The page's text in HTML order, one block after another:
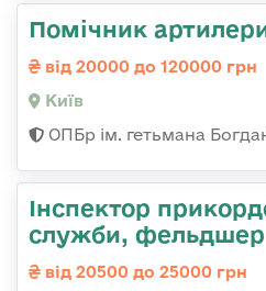
Помічник
від 20000 до 120000 грн
Київ
ОПБр ім. гетьмана
Інспектор
служби, фельдшер
від 20500 до 25000 грн